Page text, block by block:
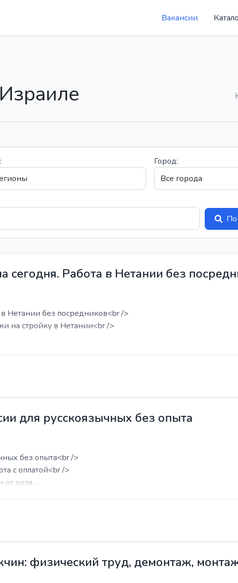
Вакансии
Город:
сегодня. Работа в Нетании без
Нетании без посредников<br />
на стройку в Нетании<br />
для русскоязычных без опыта
без опыта<br />
с оплатой<br />
хозя...
физический труд, демонтаж,